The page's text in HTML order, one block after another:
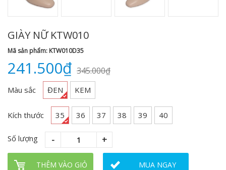
GIÀY NỮ KTW010
Mã sản phẩm: KTW010D35
241.500₫ 345.000₫
Màu sắc ĐEN KEM
Kích thước 35 36 37 38 39 40
Số lượng
THÊM VÀO GIỎ MUA NGAY